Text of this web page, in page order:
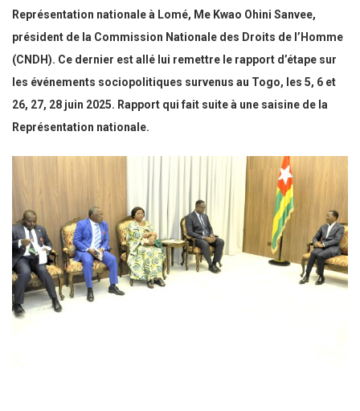
Représentation nationale à Lomé, Me Kwao Ohini Sanvee,
président de la Commission Nationale des Droits de l’Homme
(CNDH). Ce dernier est allé lui remettre le rapport d’étape sur
les événements sociopolitiques survenus au Togo, les 5, 6 et
26, 27, 28 juin 2025. Rapport qui fait suite à une saisine de la
Représentation nationale.